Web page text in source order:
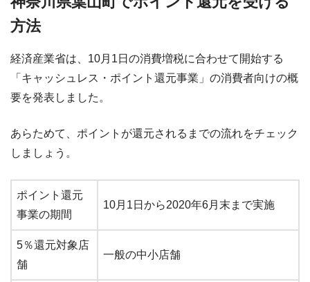
方法
経済産業省は、10月1日の消費増税に合わせて開始する
「キャッシュレス・ポイント還元事業」の消費者向けの概
要を発表しました。
あらためて、ポイントが還元されるまでの流れをチェック
しましょう。
ポイント還元
事業の期間
10月1日から2020年6月末まで実施
5％還元対象店
舗
一般の中小店舗